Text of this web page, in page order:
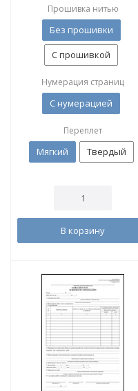
Прошивка нитью
Без прошивки
С прошивкой
Нумерация страниц
С нумерацией
Переплет
Мягкий Твердый
В корзину